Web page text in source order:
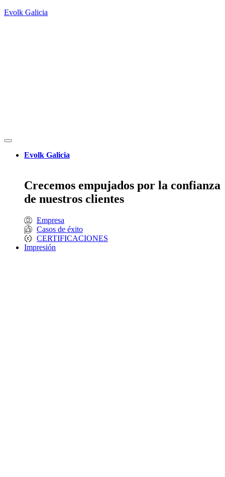
Evolk Galicia
Evolk Galicia
Crecemos empujados por la confianza
de nuestros clientes
Empresa
Casos de éxito
CERTIFICACIONES
Impresión